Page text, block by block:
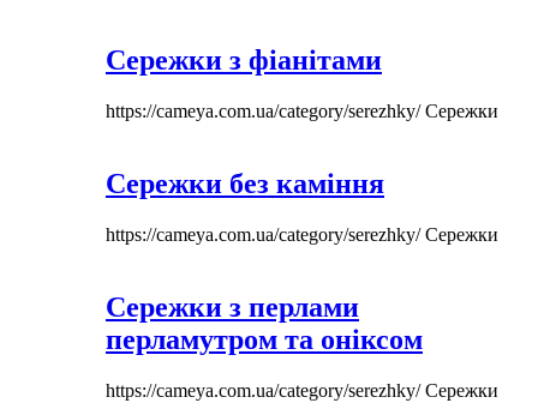
Сережки з фіанітами
https://cameya.com.ua/category/serezhky/Сережки
Сережки без каміння
https://cameya.com.ua/category/serezhky/Сережки
Сережки з перлами
перламутром та оніксом
https://cameya.com.ua/category/serezhky/Сережки